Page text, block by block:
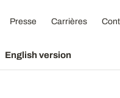
Presse Carrières
English version